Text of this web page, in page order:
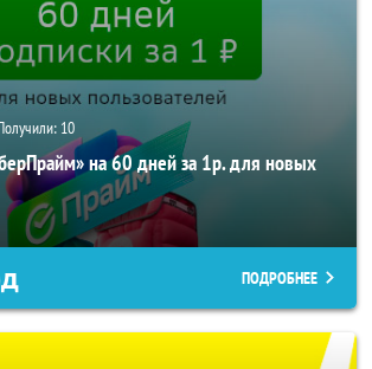
10
на 60 дней за 1р. для новых
ПОДРОБНЕЕ